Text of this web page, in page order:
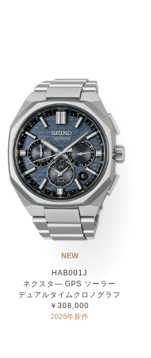
NEW
HAB001J
ネクスタ― GPS ソーラー
デュアルタイムクロノグラフ
￥308,000
2026年新作